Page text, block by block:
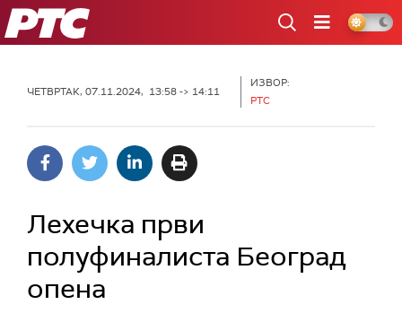
РТС
ЧЕТВРТАК, 07.11.2024, 13:58 -> 14:11
ИЗВОР:
РТС
Лехечка први
полуфиналиста Београд
опена